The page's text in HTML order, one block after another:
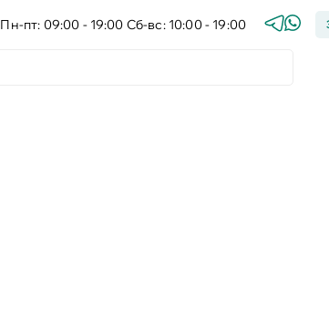
Пн-пт: 09:00 - 19:00 Сб-вс: 10:00 - 19:00